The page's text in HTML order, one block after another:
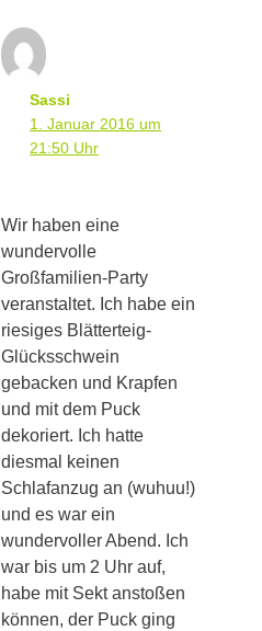
Sassi
1. Januar 2016 um
21:50 Uhr
Wir haben eine
wundervolle
Großfamilien-Party
veranstaltet. Ich habe ein
riesiges Blätterteig-
Glücksschwein
gebacken und Krapfen
und mit dem Puck
dekoriert. Ich hatte
diesmal keinen
Schlafanzug an (wuhuu!)
und es war ein
wundervoller Abend. Ich
war bis um 2 Uhr auf,
habe mit Sekt anstoßen
können, der Puck ging